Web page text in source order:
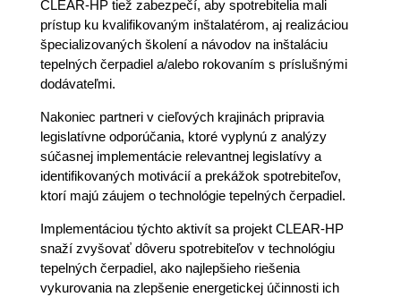
CLEAR-HP tiež zabezpečí, aby spotrebitelia mali
prístup ku kvalifikovaným inštalatérom, aj realizáciou
špecializovaných školení a návodov na inštaláciu
tepelných čerpadiel a/alebo rokovaním s príslušnými
dodávateľmi.
Nakoniec partneri v cieľových krajinách pripravia
legislatívne odporúčania, ktoré vyplynú z analýzy
súčasnej implementácie relevantnej legislatívy a
identifikovaných motivácií a prekážok spotrebiteľov,
ktorí majú záujem o technológie tepelných čerpadiel.
Implementáciou týchto aktivít sa projekt CLEAR-HP
snaží zvyšovať dôveru spotrebiteľov v technológiu
tepelných čerpadiel, ako najlepšieho riešenia
vykurovania na zlepšenie energetickej účinnosti ich